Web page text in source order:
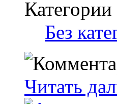
Категории
Без
Читать